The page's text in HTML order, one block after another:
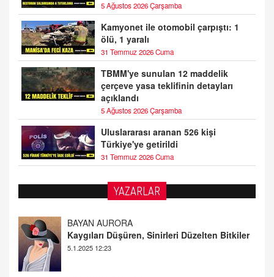
5 Ağustos 2026 Çarşamba
Kamyonet ile otomobil çarpıştı: 1
ölü, 1 yaralı
31 Temmuz 2026 Cuma
TBMM'ye sunulan 12 maddelik
çerçeve yasa teklifinin detayları
açıklandı
5 Ağustos 2026 Çarşamba
Uluslararası aranan 526 kişi
Türkiye'ye getirildi
31 Temmuz 2026 Cuma
YAZARLAR
DOKTOR CİVANIM
Mastürbasyon ve Tatmin: Bir Keşif Yolculuğu
13.11.2024 22:51